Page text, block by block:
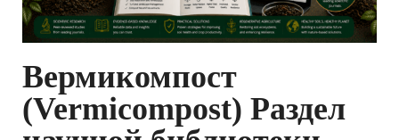
Вермикомпост
(Vermicompost) Раздел